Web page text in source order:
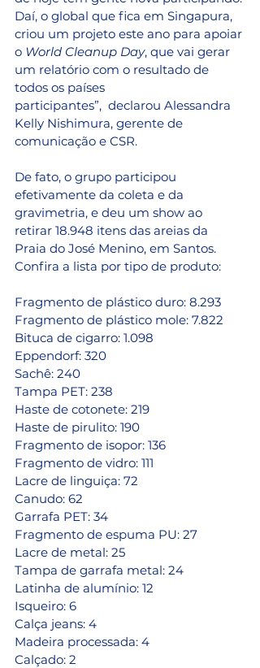
Daí, o global que fica em Singapura,
criou um projeto este ano para apoiar
o World Cleanup Day, que vai gerar
um relatório com o resultado de
todos os países
participantes”,  declarou Alessandra
Kelly Nishimura, gerente de
comunicação e CSR.
De fato, o grupo participou
efetivamente da coleta e da
gravimetria, e deu um show ao
retirar 18.948 itens das areias da
Praia do José Menino, em Santos.
Confira a lista por tipo de produto:
Fragmento de plástico duro: 8.293
Fragmento de plástico mole: 7.822
Bituca de cigarro: 1.098
Eppendorf: 320
Sachê: 240
Tampa PET: 238
Haste de cotonete: 219
Haste de pirulito: 190
Fragmento de isopor: 136
Fragmento de vidro: 111
Lacre de linguiça: 72
Canudo: 62
Garrafa PET: 34
Fragmento de espuma PU: 27
Lacre de metal: 25
Tampa de garrafa metal: 24
Latinha de alumínio: 12
Isqueiro: 6
Calça jeans: 4
Madeira processada: 4
Calçado: 2